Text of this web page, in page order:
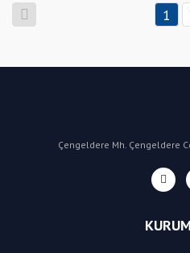
1
Çengeldere Mh. Çengeldere